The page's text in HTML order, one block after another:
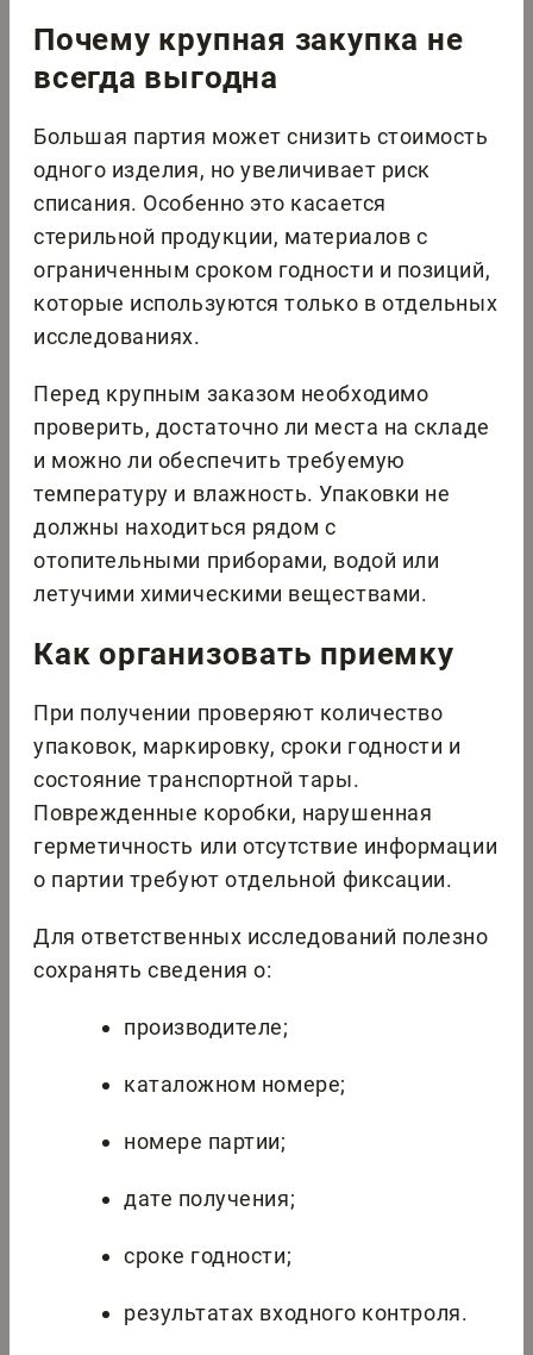
Почему крупная закупка не
всегда выгодна
Большая партия может снизить стоимость
одного изделия, но увеличивает риск
списания. Особенно это касается
стерильной продукции, материалов с
ограниченным сроком годности и позиций,
которые используются только в отдельных
исследованиях.
Перед крупным заказом необходимо
проверить, достаточно ли места на складе
и можно ли обеспечить требуемую
температуру и влажность. Упаковки не
должны находиться рядом с
отопительными приборами, водой или
летучими химическими веществами.
Как организовать приемку
При получении проверяют количество
упаковок, маркировку, сроки годности и
состояние транспортной тары.
Поврежденные коробки, нарушенная
герметичность или отсутствие информации
о партии требуют отдельной фиксации.
Для ответственных исследований полезно
сохранять сведения о:
производителе;
каталожном номере;
номере партии;
дате получения;
сроке годности;
результатах входного контроля.